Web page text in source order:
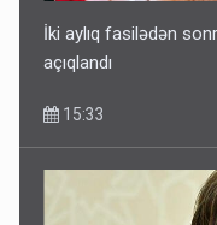
İki aylıq fasilədən
açıqlandı
15:33